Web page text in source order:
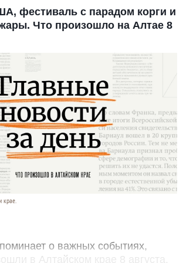
фестиваль с парадом корги и
Что произошло на Алтае 8
крае.
о важных событиях,
в Алтайском крае 8 августа.